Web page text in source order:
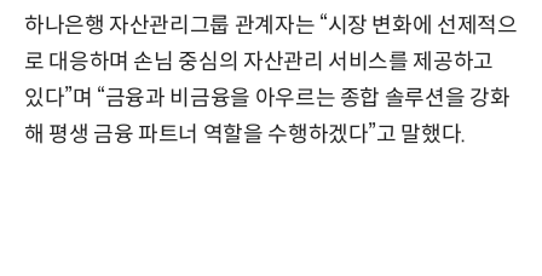
하나은행 자산관리그룹 관계자는 “시장 변화에 선제적으
로 대응하며 손님 중심의 자산관리 서비스를 제공하고
있다”며 “금융과 비금융을 아우르는 종합 솔루션을 강화
해 평생 금융 파트너 역할을 수행하겠다”고 말했다.